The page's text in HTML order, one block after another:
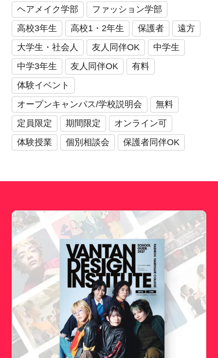
ヘアメイク学部
ファッション学部
高校3年生
高校1・2年生 保護者
遠方
大学生・社会人
友人同伴OK
中学生
中学3年生
友人同伴OK
有料
体験イベント
オープンキャンパス/学校説明会
無料
定員限定
期間限定
オンライン可
体験授業
個別相談会 保護者同伴OK